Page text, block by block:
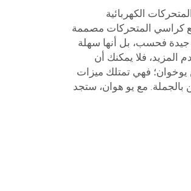
الكهربائية
كراسي المتحركات مصممة
جيدة فحسب، بل أنها سهلة
المزيد، فلا يمكنك أن
فهي تمتلك ميزات
بالجملة. مع يو هوان، ستجد